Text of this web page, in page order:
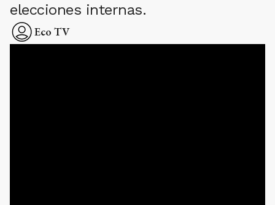
elecciones internas.
Eco TV